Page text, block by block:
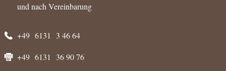
und nach Vereinbarung
+49 6131 3 46 64
+49 6131 36 90 76